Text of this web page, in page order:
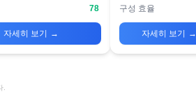
78
자세히 보기 →
구성 효율
자세히 보기 →
.